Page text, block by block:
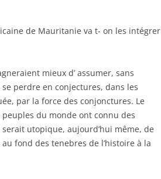
de Mauritanie va t- on les intégrer
mieux d’ assumer, sans
perdre en conjectures, dans les
par la force des conjonctures. Le
peuples du monde ont connu des
utopique, aujourd’hui même, de
fond des tenebres de l’histoire à la